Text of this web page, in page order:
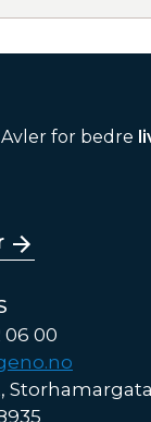
Avler for bedre
06 00